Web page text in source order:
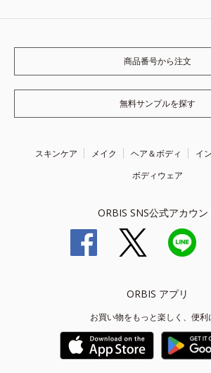
商品番号から注文
無料サンプルを探す
スキンケア メイク ヘア＆ボディ
イ
ボディウェア
ORBIS SNS公式アカウン
ORBIS アプリ
お買い物をもっと楽しく、便利